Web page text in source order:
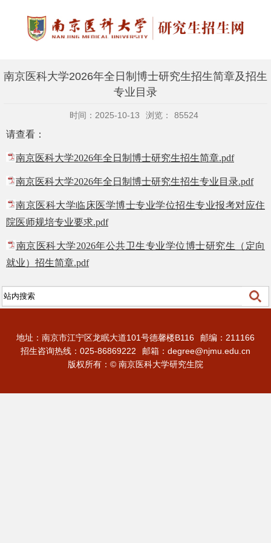
南京医科大学2026年全日制博士研究生招生简章及招生
专业目录
时间：2025-10-13 浏览： 85524
请查看：
南京医科大学2026年全日制博士研究生招生简章.pdf
南京医科大学2026年全日制博士研究生招生专业目录.pdf
南京医科大学临床医学博士专业学位招生专业报考对应住
院医师规培专业要求.pdf
南京医科大学2026年公共卫生专业学位博士研究生（定向
就业）招生简章.pdf
地址：南京市江宁区龙眠大道101号德馨楼B116
邮编：211166
招生咨询热线：025-86869222
邮箱：degree@njmu.edu.cn
版权所有：© 南京医科大学研究生院